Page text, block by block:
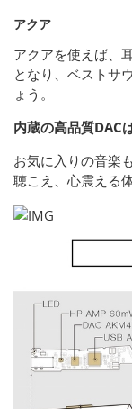
アクア
アクアを使えば、
となり、ベストサ
ょう。
内蔵の高品質DAC
お気に入りの音楽
聴こえ、心震える